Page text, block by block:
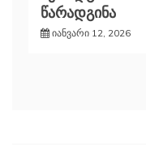
წარადგინა
იანვარი 12, 2026